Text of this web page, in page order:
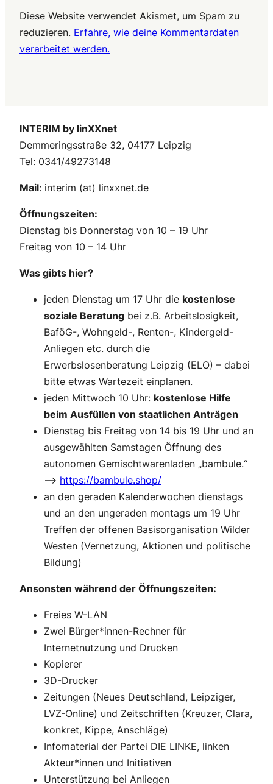
Diese Website verwendet Akismet, um Spam zu
reduzieren. Erfahre, wie deine Kommentardaten
verarbeitet werden.
INTERIM by linXXnet
Demmeringsstraße 32, 04177 Leipzig
Tel: 0341/49273148
Mail: interim (at) linxxnet.de
Öffnungszeiten:
Dienstag bis Donnerstag von 10 – 19 Uhr
Freitag von 10 – 14 Uhr
Was gibts hier?
jeden Dienstag um 17 Uhr die kostenlose
soziale Beratung bei z.B. Arbeitslosigkeit,
BaföG-, Wohngeld-, Renten-, Kindergeld-
Anliegen etc. durch die
Erwerbslosenberatung Leipzig (ELO) – dabei
bitte etwas Wartezeit einplanen.
jeden Mittwoch 10 Uhr: kostenlose Hilfe
beim Ausfüllen von staatlichen Anträgen
Dienstag bis Freitag von 14 bis 19 Uhr und an
ausgewählten Samstagen Öffnung des
autonomen Gemischtwarenladen „bambule.“
–> https://bambule.shop/
an den geraden Kalenderwochen dienstags
und an den ungeraden montags um 19 Uhr
Treffen der offenen Basisorganisation Wilder
Westen (Vernetzung, Aktionen und politische
Bildung)
Ansonsten während der Öffnungszeiten:
Freies W-LAN
Zwei Bürger*innen-Rechner für
Internetnutzung und Drucken
Kopierer
3D-Drucker
Zeitungen (Neues Deutschland, Leipziger,
LVZ-Online) und Zeitschriften (Kreuzer, Clara,
konkret, Kippe, Anschläge)
Infomaterial der Partei DIE LINKE, linken
Akteur*innen und Initiativen
Unterstützung bei Anliegen